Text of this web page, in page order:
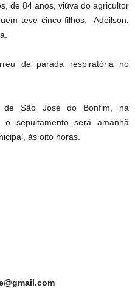
de 84 anos, viúva do agricultor
teve cinco filhos: Adeilson,
de parada respiratória no
de São José do Bonfim, na
sepultamento será amanhã
às oito horas.